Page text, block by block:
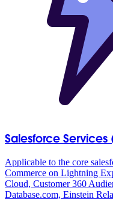
Salesforce
Applicable to the core
Commerce on Lightning
Cloud, Customer 360
Database.com, Einstein Rela